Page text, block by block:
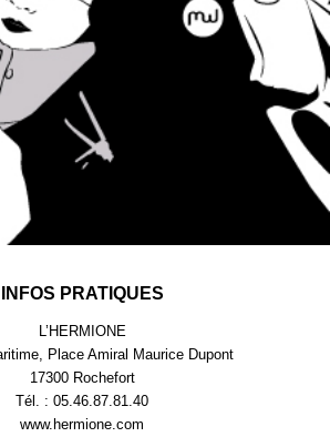
INFOS PRATIQUES
L’HERMIONE
Place Amiral Maurice Dupont
17300 Rochefort
Tél. : 05.46.87.81.40
www.hermione.com